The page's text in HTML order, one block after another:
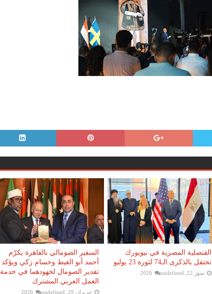
القنصلية المصرية في نيويورك
تحتفل بالذكرى الـ74 لثورة 23 يوليو
تموز 22, 2026 undefined
السفير الصومالي بالقاهرة يكرّم
أحمد أبو الغيط وحسام زكي ويؤكد
تقدير الصومال لجهودهما في خدمة
العمل العربي المشترك
حزيران 29, 2026 undefined